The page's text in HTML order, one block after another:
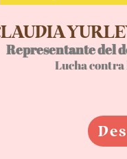
Representante del
Lucha contra